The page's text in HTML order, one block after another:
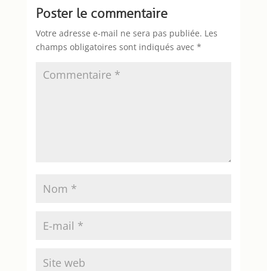
Poster le commentaire
Votre adresse e-mail ne sera pas publiée. Les
champs obligatoires sont indiqués avec *